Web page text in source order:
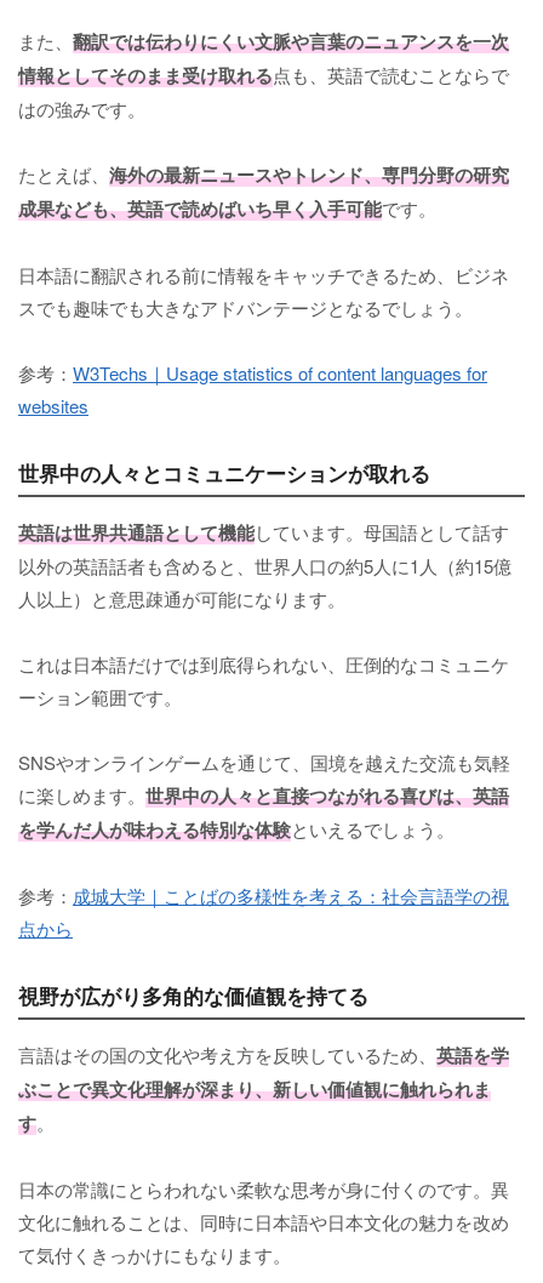
また、 翻訳では伝わりにくい文脈や言葉のニュアンスを一次
情報としてそのまま受け取れる点も、英語で読むことならで
はの強みです。
たとえば、 海外の最新ニュースやトレンド、専門分野の研究
成果なども、英語で読めばいち早く入手可能です。
日本語に翻訳される前に情報をキャッチできるため、ビジネ
スでも趣味でも大きなアドバンテージとなるでしょう。
参考： W3Techs｜Usage statistics of content languages for
websites
世界中の人々とコミュニケーションが取れる
英語は世界共通語として機能しています。母国語として話す
以外の英語話者も含めると、世界人口の約5人に1人（約15億
人以上）と意思疎通が可能になります。
これは日本語だけでは到底得られない、圧倒的なコミュニケ
ーション範囲です。
SNSやオンラインゲームを通じて、国境を越えた交流も気軽
に楽しめます。 世界中の人々と直接つながれる喜びは、英語
を学んだ人が味わえる特別な体験といえるでしょう。
参考： 成城大学｜ことばの多様性を考える：社会言語学の視
点から
視野が広がり多角的な価値観を持てる
言語はその国の文化や考え方を反映しているため、 英語を学
ぶことで異文化理解が深まり、新しい価値観に触れられま
す。
日本の常識にとらわれない柔軟な思考が身に付くのです。異
文化に触れることは、同時に日本語や日本文化の魅力を改め
て気付くきっかけにもなります。